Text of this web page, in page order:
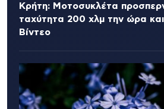
Κρήτη: Μοτοσυκλέτα
ταχύτητα 200 χλμ την ώρα
Βίντεο